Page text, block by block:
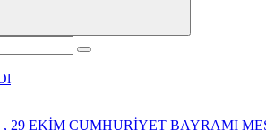
29 EKİM CUMHURİYET BAYRAMI